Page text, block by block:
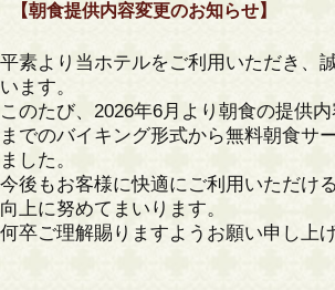
【朝食提供内容変更のお知らせ】
平素より当ホテルをご利用いただき、
います。
このたび、2026年6月より朝食の提供
までのバイキング形式から無料朝食サ
ました。
今後もお客様に快適にご利用いただけ
向上に努めてまいります。
何卒ご理解賜りますようお願い申し上げ